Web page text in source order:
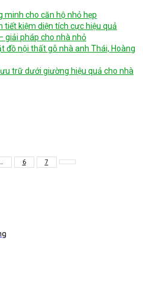
minh cho căn hộ nhỏ hẹp
tiết kiệm diện tích cực hiệu quả
giải pháp cho nhà nhỏ
đồ nội thất gỗ nhà anh Thái, Hoàng
trữ dưới giường hiệu quả cho nhà
… 6 7